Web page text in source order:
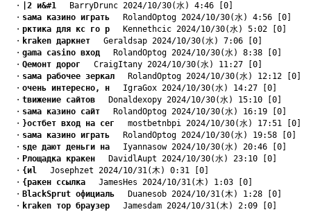
・
|2 и&#1 BarryDrunc 2024/10/30(水) 4:46 [0]
・ sама казино играть RolandOptog 2024/10/30(水) 4:56 [0]
・ pктика для кс го р Kennethcic 2024/10/30(水) 5:02 [0]
・ kraken даркнет Geraldsap 2024/10/30(水) 7:06 [0]
・ gama casino вход RolandOptog 2024/10/30(水) 8:38 [0]
・ Qемонт дорог CraigItany 2024/10/30(水) 11:27 [0]
・ sама рабочее зеркал RolandOptog 2024/10/30(水) 12:12 [0]
・ очень интересно, н IgraGox 2024/10/30(水) 14:27 [0]
・ tвижение сайтов Donaldexopy 2024/10/30(水) 15:10 [0]
・ sама казино сайт RolandOptog 2024/10/30(水) 16:19 [0]
・ }остбет вход на сег mostbetnbpi 2024/10/30(水) 17:51 [0]
・ sама казино играть RolandOptog 2024/10/30(水) 19:58 [0]
・ sде дают деньги на Iyannasow 2024/10/30(水) 20:46 [0]
・ Pлощадка кракен DavidlAupt 2024/10/30(水) 23:10 [0]
・ {иl Josephzet 2024/10/31(木) 0:31 [0]
・ {ракен ссылка JamesHes 2024/10/31(木) 1:03 [0]
・ BlackSprut официаль Duanesob 2024/10/31(木) 1:28 [0]
・ kraken тор браузер Jamesdam 2024/10/31(木) 2:09 [0]